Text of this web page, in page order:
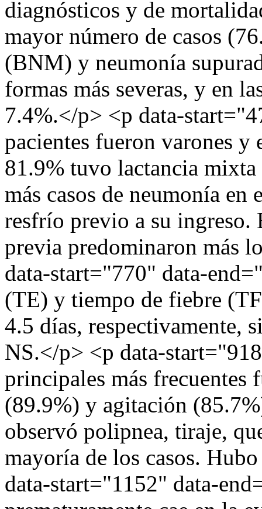
diagnósticos y de
mayor número de casos
(BNM) y neumonía
formas más severas, y en
7.4%.</p> <p data-
pacientes fueron varones y
81.9% tuvo lactancia
más casos de neumonía
resfrío previo a su ingreso.
previa predominaron más
data-start="770" data-
(TE) y tiempo de fiebre
4.5 días, respectivamente,
NS.</p> <p data-
principales más frecuentes
(89.9%) y agitación
observó polipnea, tiraje,
mayoría de los casos.
data-start="1152" data-